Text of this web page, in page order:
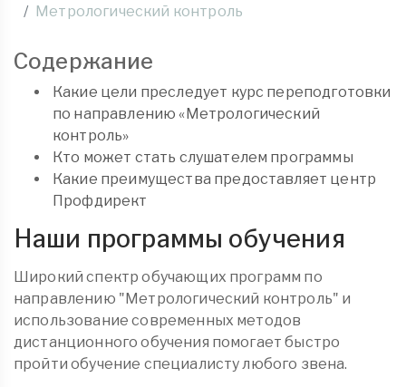
Метрологический контроль
Содержание
Какие цели преследует курс переподготовки
по направлению «Метрологический
контроль»
Кто может стать слушателем программы
Какие преимущества предоставляет центр
Профдирект
Наши программы обучения
Широкий спектр обучающих программ по
направлению "Метрологический контроль" и
использование современных методов
дистанционного обучения помогает быстро
пройти обучение специалисту любого звена.